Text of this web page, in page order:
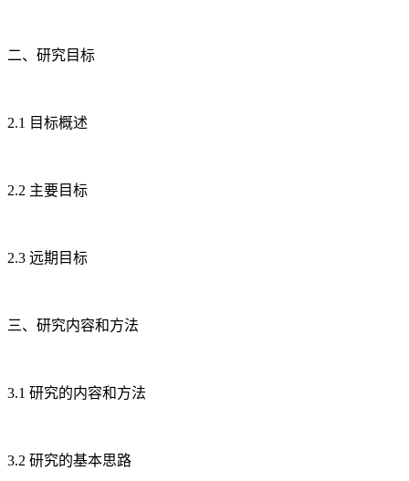
二、研究目标
2.1 目标概述
2.2 主要目标
2.3 远期目标
三、研究内容和方法
3.1 研究的内容和方法
3.2 研究的基本思路